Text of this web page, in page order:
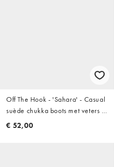
Off The Hook - 'Sahara' - Casual
suède chukka boots met veters in
bruin
€ 52,00